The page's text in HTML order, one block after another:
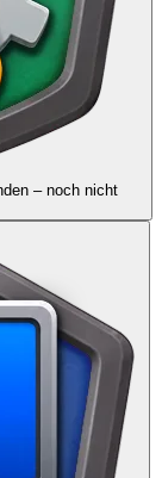
– noch nicht